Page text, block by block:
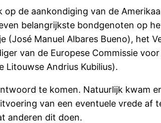
de aankondiging van de
belangrijkste bondgenoten op
(José Manuel Albares Bueno), het
van de Europese Commissie
Litouwse Andrius Kubilius).
te komen. Natuurlijk kwam
van een eventuele vrede af
anderen dit doen.